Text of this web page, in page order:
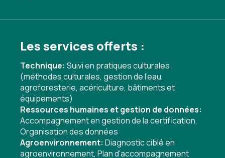
Les services offerts :
Technique: Suivi en pratiques culturales
(méthodes culturales, gestion de l'eau,
agroforesterie, acériculture, bâtiments et
équipements)
Ressources humaines et gestion de données:
Accompagnement en gestion de la certification,
Organisation des données
Agroenvironnement: Diagnostic ciblé en
agroenvironnement, Plan d'accompagnement